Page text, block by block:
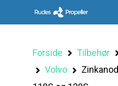
Forside Tilbehør
Volvo